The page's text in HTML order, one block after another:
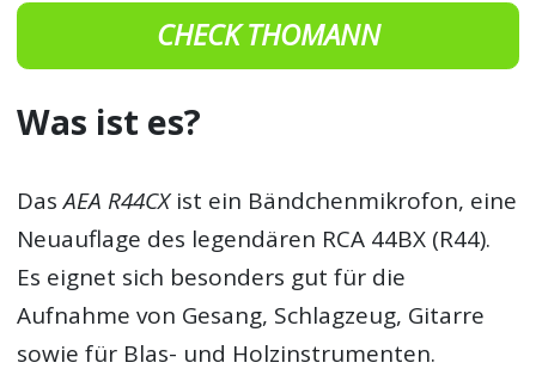
CHECK THOMANN
Was ist es?
DasAEA R44CXist ein Bändchenmikrofon, eine
Neuauflage des legendären RCA 44BX (R44).
Es eignet sich besonders gut für die
Aufnahme von Gesang, Schlagzeug, Gitarre
sowie für Blas- und Holzinstrumenten.